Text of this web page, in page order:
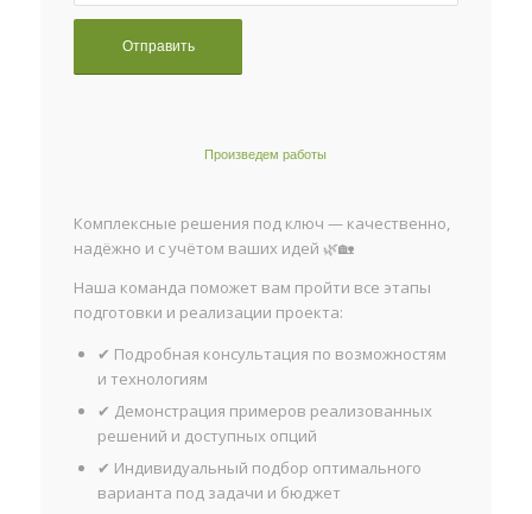
Произведем работы
Комплексные решения под ключ — качественно,
надёжно и с учётом ваших идей 🌿🏡
Наша команда поможет вам пройти все этапы
подготовки и реализации проекта:
✔ Подробная консультация по возможностям
и технологиям
✔ Демонстрация примеров реализованных
решений и доступных опций
✔ Индивидуальный подбор оптимального
варианта под задачи и бюджет